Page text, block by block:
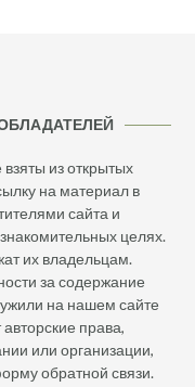
из открытых
на материал в
сайта и
целях.
их владельцам.
за содержание
на нашем сайте
права,
или организации,
обратной связи.